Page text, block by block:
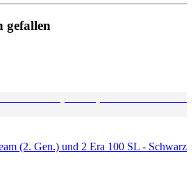
gefallen
(2. Gen.) und 2 Era 100 SL - Schwarz